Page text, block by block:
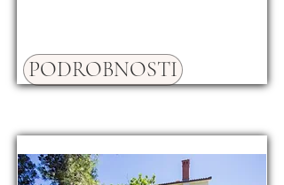
PODROBNOSTI